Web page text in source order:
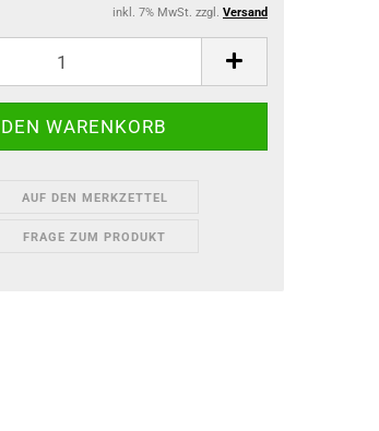
inkl. 7% MwSt. zzgl. Versand
AUF DEN MERKZETTEL
FRAGE ZUM PRODUKT